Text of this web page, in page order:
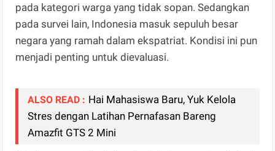
pada kategori warga yang tidak sopan. Sedangkan
pada survei lain, Indonesia masuk sepuluh besar
negara yang ramah dalam ekspatriat. Kondisi ini pun
menjadi penting untuk dievaluasi.
ALSO READ : Hai Mahasiswa Baru, Yuk Kelola
Stres dengan Latihan Pernafasan Bareng
Amazfit GTS 2 Mini